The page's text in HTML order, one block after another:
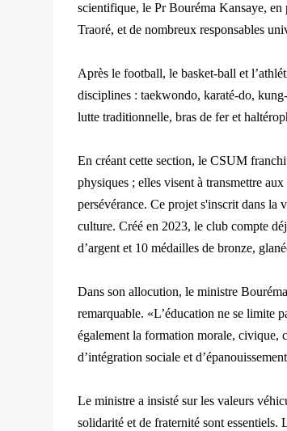
scientifique, le Pr Bouréma Kansaye,
Traoré, et de nombreux responsables
Après le football, le basket-ball et
disciplines : taekwondo, karaté-do,
lutte traditionnelle, bras de fer et
En créant cette section, le CSUM
physiques ; elles visent à transmettre
persévérance. Ce projet s'inscrit dans la
culture. Créé en 2023, le club compte
d’argent et 10 médailles de bronze,
Dans son allocution, le ministre
remarquable. «L’éducation ne se limite
également la formation morale, civique,
d’intégration sociale et
Le ministre a insisté sur les valeurs
solidarité et de fraternité sont